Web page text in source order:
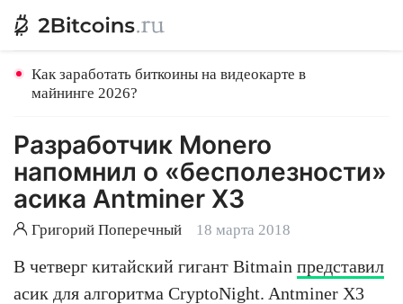
Как заработать биткоины на видеокарте в
майнинге 2026?
Разработчик Monero
напомнил о «бесполезности»
асика Antminer X3
Григорий Поперечный 18 марта 2018
В четверг китайский гигант Bitmain представил
асик для алгоритма CryptoNight. Antminer X3